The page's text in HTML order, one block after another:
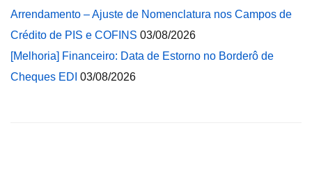
Arrendamento – Ajuste de Nomenclatura nos Campos de
Crédito de PIS e COFINS 03/08/2026
[Melhoria] Financeiro: Data de Estorno no Borderô de
Cheques EDI 03/08/2026